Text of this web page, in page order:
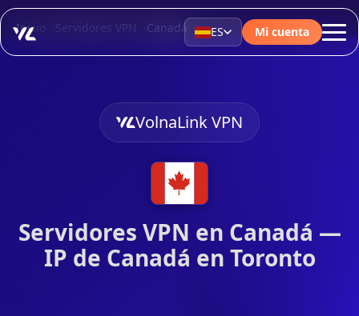
ES Mi cuenta
Inicio Servidores VPN Canadá
VolnaLink VPN
Servidores VPN en Canadá —
IP de Canadá en Toronto